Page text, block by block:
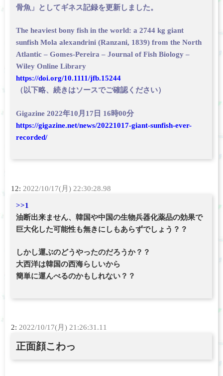
骨魚」としてギネス記録を更新しました。
The heaviest bony fish in the world: a 2744 kg giant
sunfish Mola alexandrini (Ranzani, 1839) from the North
Atlantic – Gomes‐Pereira – Journal of Fish Biology –
Wiley Online Library
https://doi.org/10.1111/jfb.15244
（以下略、続きはソースでご確認ください）
Gigazine 2022年10月17日 16時00分
https://gigazine.net/news/20221017-giant-sunfish-ever-
recorded/
12: 2022/10/17(月) 22:30:28.98
>>1
油断出来ません、韓国や中国の生物兵器化薬品の効果で
巨大化した可能性も無きにしもあらずでしょう？？
しかし運ぶのどうやったのだろうか？？
大西洋は韓国の西海らしいから
簡単に運んべるのかもしれない？？
2: 2022/10/17(月) 21:26:31.11
正面顔こわっ